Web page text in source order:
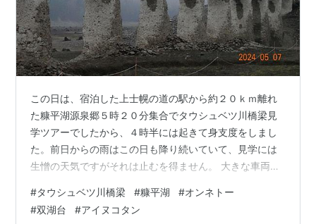
この日は、宿泊した上士幌の道の駅から約２０ｋｍ離れ
た糠平湖源泉郷５時２０分集合でタウシュベツ川橋梁見
学ツアーでしたから、４時半には起きて身支度をしまし
た。前日からの雨はこの日も降り続いていて、見学には
生憎の天気ですがそれは止むを得ません。 大きな車両は
とから、ツアー定員は７名と少人数ですが、今回は私含
めて６名参加でした。連休明けの初日ですし、天気も悪
#タウシュベツ川橋梁 #糠平湖 #オンネトー
#双湖台 #アイヌコタン